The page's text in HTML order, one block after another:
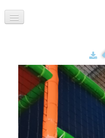
Téléchargements▼
Liens▼
Contact